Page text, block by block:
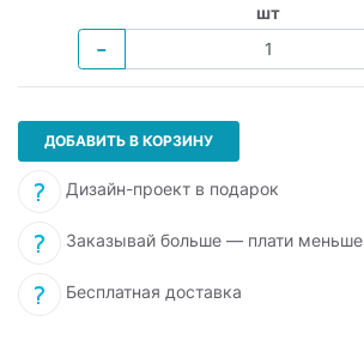
шт
−
ДОБАВИТЬ В КОРЗИНУ
Дизайн-проект в подарок
Заказывай больше — плати меньше
Бесплатная доставка